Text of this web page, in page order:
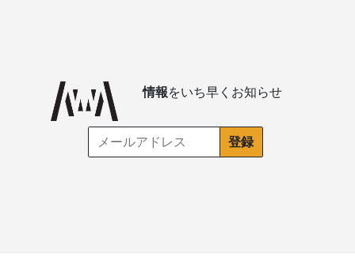
情報をいち早くお知らせ